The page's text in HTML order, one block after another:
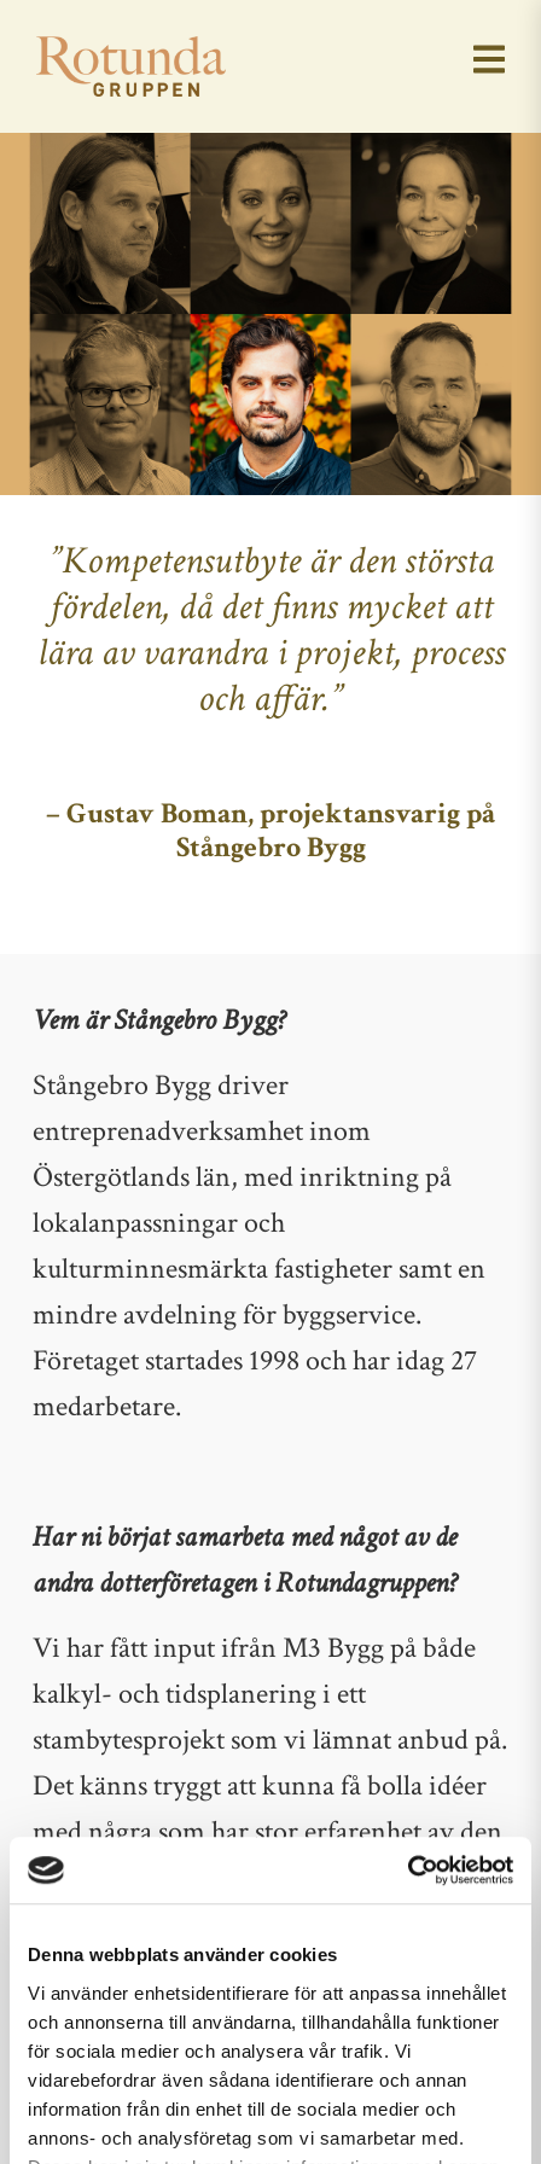
Denna webbplats använder cookies
Vi använder enhetsidentifierare för att anpassa innehållet
och annonserna till användarna, tillhandahålla funktioner
för sociala medier och analysera vår trafik. Vi
vidarebefordrar även sådana identifierare och annan
information från din enhet till de sociala medier och
annons- och analysföretag som vi samarbetar med.
”Kompetensutbyte är den största
fördelen, då det finns mycket att
lära av varandra i projekt, process
och affär.”
– Gustav Boman, projektansvarig på
Stångebro Bygg
Vem är Stångebro Bygg?
Stångebro Bygg driver
entreprenadverksamhet inom
Östergötlands län, med inriktning på
lokalanpassningar och
kulturminnesmärkta fastigheter samt en
mindre avdelning för byggservice.
Företaget startades 1998 och har idag 27
medarbetare.
Har ni börjat samarbeta med något av de
andra dotterföretagen i Rotundagruppen?
Vi har fått input ifrån M3 Bygg på både
kalkyl- och tidsplanering i ett
stambytesprojekt som vi lämnat anbud på.
Det känns tryggt att kunna få bolla idéer
med några som har stor erfarenhet av den
typen av projekt. Inom företagsgruppen
digitalisering och processutveckling,
vilket skapar ännu bättre kvalitetssäkring
och struktur i våra projekt.